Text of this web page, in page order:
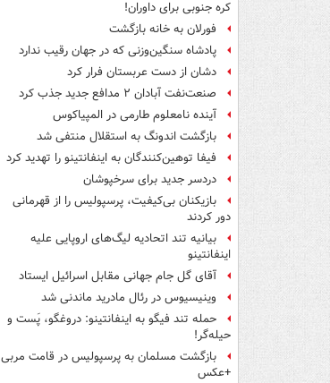
کره جنوبی برای داوران!
فورلان به خانه بازگشت
پادشاه سنگین‌وزنی که در جهان رقیب ندارد
دشان از دست عربستان فرار کرد
صنعت‌نفت آبادان ۲ مدافع جدید جذب کرد
آینده نامعلوم طارمی در المپیاکوس
بازگشت اندونگ به استقلال منتفی شد
فیفا توهین‌کنندگان به اینفانتینو را تهدید کرد
دردسر جدید برای سرخپوشان
بازیکنان بی‌کیفیت، پرسپولیس را از قهرمانی
دور کردند
بیانیه تند اتحادیه لیگ‌های اروپایی علیه
اینفانتینو
آقای گل جام جهانی مقابل اسرائیل ایستاد
وینیسیوس در رئال مادرید ماندنی شد
حمله تند فیگو به اینفانتینو: دروغگو، پَست‌ و
حیله‌گر!
بازگشت مسلمان به پرسپولیس در قامت مربی
+عکس